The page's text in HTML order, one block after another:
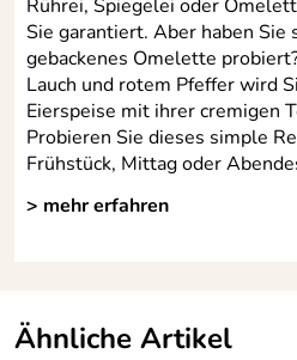
Rührei, Spiegelei oder
Sie garantiert. Aber haben Sie
gebackenes Omelette
Lauch und rotem Pfeffer wird
Eierspeise mit ihrer cremigen
Probieren Sie dieses simple
Frühstück, Mittag oder
> mehr erfahren
Ähnliche Artikel